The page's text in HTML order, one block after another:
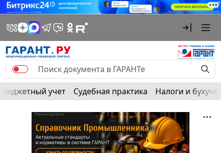
Бюджетный учет Судебная практика Налоги и